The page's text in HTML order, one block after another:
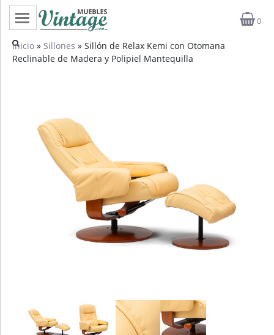
0
Categorías
Novedades
Inicio » Sillones » Sillón de Relax Kemi con Otomana
Reclinable de Madera y Polipiel Mantequilla